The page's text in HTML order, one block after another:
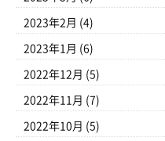
2023年2月 (4)
2023年1月 (6)
2022年12月 (5)
2022年11月 (7)
2022年10月 (5)